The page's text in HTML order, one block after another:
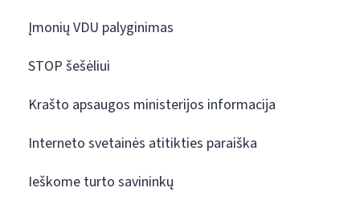
Įmonių VDU palyginimas
STOP šešėliui
Krašto apsaugos ministerijos informacija
Interneto svetainės atitikties paraiška
Ieškome turto savininkų